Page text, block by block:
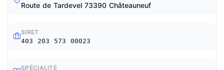
Route de Tardevel 73390 Châteauneuf
SIRET
403 203 573 00023
SPÉCIALITÉ